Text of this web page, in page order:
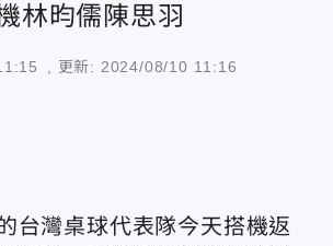
林昀儒陳思羽
, 更新: 2024/08/10 11:16
台灣桌球代表隊今天搭機返